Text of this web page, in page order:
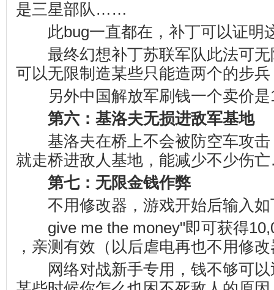
是三星部队……
此bug一直都在，补丁可以证
最终幻想补丁苏联军队此法可无
可以无限制造某些只能造两个的步兵
另外中国解放军刷钱一个卖价是
第六：基洛夫无损进敌军基地
基洛夫在桥上不会被防空车攻击
就走桥进敌人基地，能减少不
第七：无限金钱作弊
不用修改器，游戏开始后输入如
give me the money"即可获得
，亲测有效（以后虐电再也不用修
网络对战新手专用，钱不够可以